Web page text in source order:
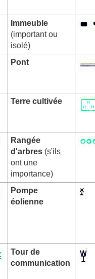
Immeuble
(important ou
isolé)
Pont
Terre cultivée
Rangée
d'arbres (s'ils
ont une
importance)
Pompe
éolienne
Tour de
communication